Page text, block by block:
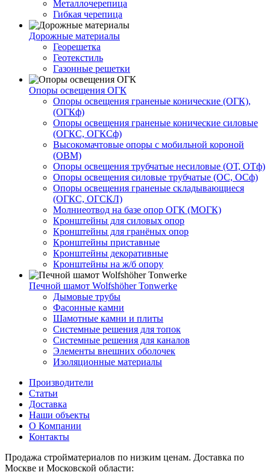
Металлочерепица
Гибкая черепица
Дорожные материалы
Георешетка
Геотекстиль
Газонные решетки
Опоры освещения ОГК
Опоры освещения граненые конические (ОГК),
(ОГКф)
Опоры освещения граненые конические силовые
(ОГКС, ОГКСф)
Высокомачтовые опоры с мобильной короной
(ОВМ)
Опоры освещения трубчатые несиловые (ОТ, ОТф)
Опоры освещения силовые трубчатые (ОС, ОСф)
Опоры освещения граненые складывающиеся
(ОГКС, ОГСКЛ)
Молниеотвод на базе опор ОГК (МОГК)
Кронштейны для силовых опор
Кронштейны для гранёных опор
Кронштейны приставные
Кронштейны декоративные
Кронштейны на ж/б опору
Печной шамот Wolfshöher Tonwerke
Дымовые трубы
Фасонные камни
Шамотные камни и плиты
Системные решения для топок
Системные решения для каналов
Элементы внешних оболочек
Изоляционные материалы
Производители
Статьи
Доставка
Наши объекты
О Компании
Контакты
Продажа стройматериалов по низким ценам. Доставка по
Москве и Московской области: